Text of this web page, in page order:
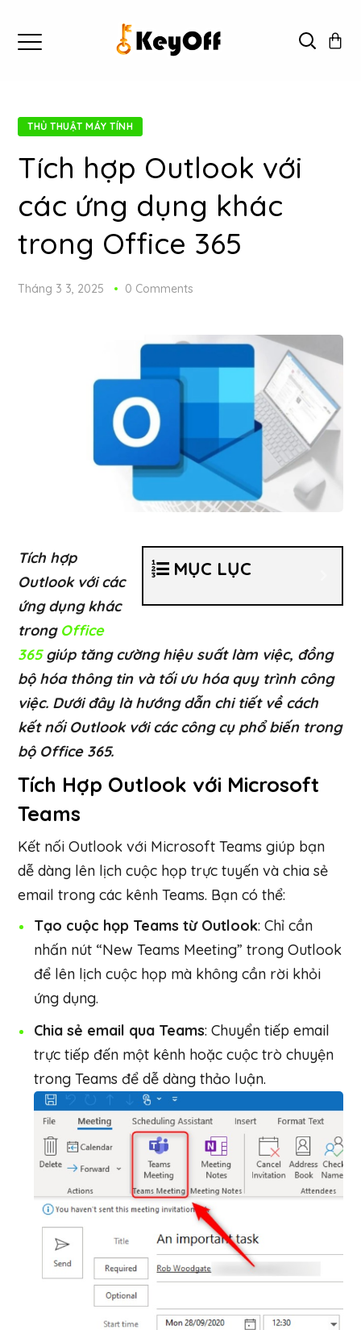
THỦ THUẬT MÁY TÍNH
Tích hợp Outlook với
các ứng dụng khác
trong Office 365
Tháng 3 3, 2025 0 Comments
MỤC LỤC
Tích hợp
Outlook với các
ứng dụng khác
trong Office
365giúp tăng cường hiệu suất làm việc, đồng
bộ hóa thông tin và tối ưu hóa quy trình công
việc. Dưới đây là hướng dẫn chi tiết về cách
kết nối Outlook với các công cụ phổ biến trong
bộ Office 365.
Tích Hợp Outlook với Microsoft
Teams
Kết nối Outlook với Microsoft Teams giúp bạn
dễ dàng lên lịch cuộc họp trực tuyến và chia sẻ
email trong các kênh Teams. Bạn có thể:
Tạo cuộc họp Teams từ Outlook: Chỉ cần
nhấn nút “New Teams Meeting” trong Outlook
để lên lịch cuộc họp mà không cần rời khỏi
ứng dụng.
Chia sẻ email qua Teams: Chuyển tiếp email
trực tiếp đến một kênh hoặc cuộc trò chuyện
trong Teams để dễ dàng thảo luận.